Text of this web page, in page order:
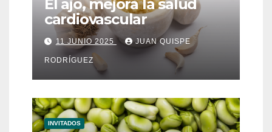
El ajo, mejora la salud
cardiovascular
11 JUNIO 2025 JUAN QUISPE
RODRÍGUEZ
INVITADOS